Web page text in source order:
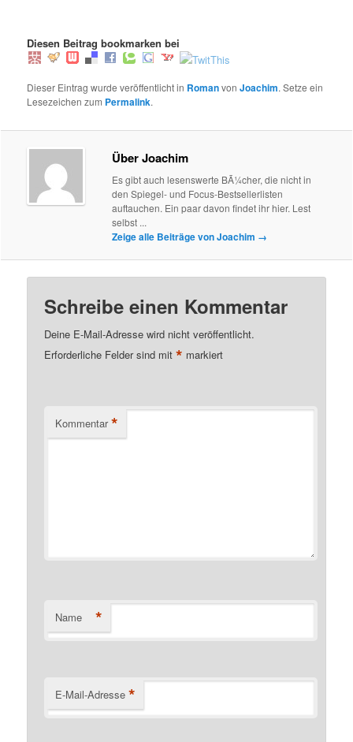
Diesen Beitrag bookmarken bei
Dieser Eintrag wurde veröffentlicht in RomanvonJoachim. Setze ein
Lesezeichen zum Permalink.
Über Joachim
Es gibt auch lesenswerte BÃ¼cher, die nicht in
den Spiegel- und Focus-Bestsellerlisten
auftauchen. Ein paar davon findet ihr hier. Lest
selbst ...
Zeige alle Beiträge von Joachim →
Schreibe einen Kommentar
Deine E-Mail-Adresse wird nicht veröffentlicht.
Erforderliche Felder sind mit* markiert
Kommentar *
Name *
E-Mail-Adresse *